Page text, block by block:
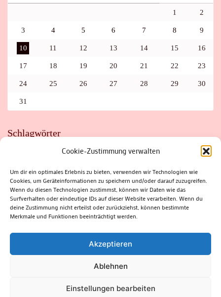
Cookie-Zustimmung verwalten
Um dir ein optimales Erlebnis zu bieten, verwenden wir Technologien wie
Cookies, um Geräteinformationen zu speichern und/oder darauf zuzugreifen.
Wenn du diesen Technologien zustimmst, können wir Daten wie das
Surfverhalten oder eindeutige IDs auf dieser Website verarbeiten. Wenn du
deine Zustimmung nicht erteilst oder zurückziehst, können bestimmte
Merkmale und Funktionen beeinträchtigt werden.
Akzeptieren
Ablehnen
Einstellungen bearbeiten
1 2
3 4 5 6 7 8 9
10 11 12 13 14 15 16
17 18 19 20 21 22 23
24 25 26 27 28 29 30
31
Schlagwörter
FAHRRAD
FLOHMARKT FOLK GEWINNSPIEL
HITZE
HITZEFALLE AUTO
IRISH DANCE JAZZ
KABARETT
KINDER
KIRMES KLASSIK
KLEINE SUHLER REIHE
KRIMI
KULTUR LESUNG LOTTO
MEININGEN
PARASITEN
PILZE SCHLEUSINGEN
SCHULWEG
SOMMERFERIEN
SPORT SRH
STADTFEST
STADTMARKETING
STRASSENSPERRUNG
SUHL
SUHLER FRÜHLING
SUHLER STADTMARKETING
THÜRINGER WALD
ZELLA-MEHLIS
(c) Rhön-Rennsteig-Verlag 2024. Alle Rechte vorbehalten.